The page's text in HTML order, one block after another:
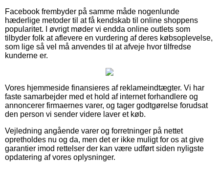
Facebook frembyder på samme måde nogenlunde
hæderlige metoder til at få kendskab til online shoppens
popularitet. I øvrigt møder vi endda online outlets som
tilbyder folk at aflevere en vurdering af deres købsoplevelse,
som lige så vel må anvendes til at afveje hvor tilfredse
kunderne er.
Vores hjemmeside finansieres af reklameindtægter. Vi har
faste samarbejder med et hold af internet forhandlere og
annoncerer firmaernes varer, og tager godtgørelse forudsat
den person vi sender videre laver et køb.
Vejledning angående varer og forretninger på nettet
opretholdes nu og da, men det er ikke muligt for os at give
garantier imod rettelser der kan være udført siden nyligste
opdatering af vores oplysninger.